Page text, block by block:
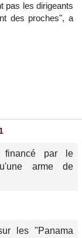
pas les dirigeants
des proches", a
financé par le
arme de
les "Panama